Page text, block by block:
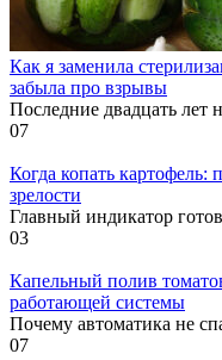
Как я заменила
забыла про взрывы
Последние двадцать лет
07
Когда копать картофель:
зрелости
Главный индикатор
03
Капельный полив
работающей системы
Почему автоматика не
07